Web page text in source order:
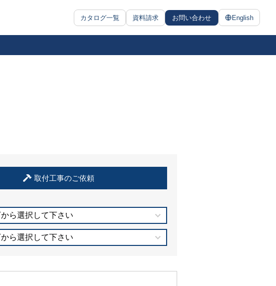
カタログ一覧 資料請求 お問い合わせ English
取付工事のご依頼
から選択して下さい
から選択して下さい